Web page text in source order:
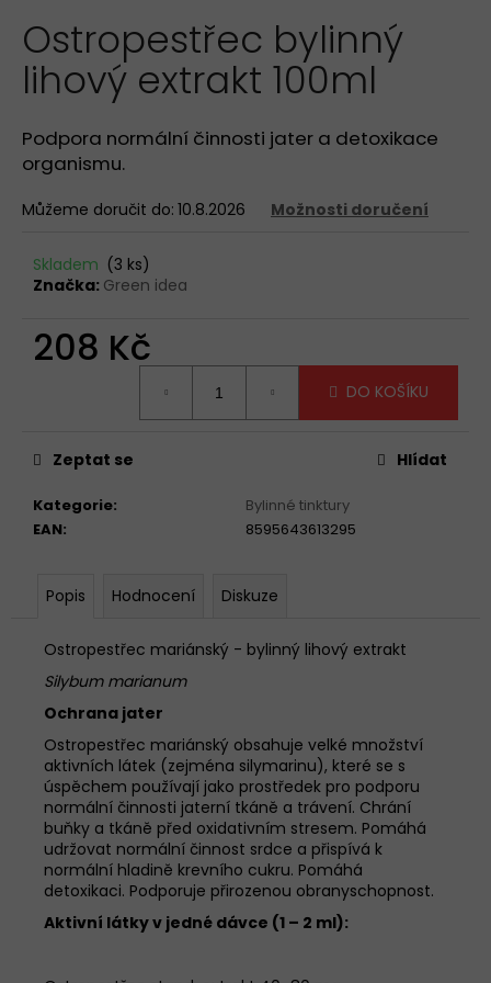
produktu
je
0,0
hvězdiček.
Ostropestřec bylinný
lihový extrakt 100ml
Podpora normální činnosti jater a detoxikace
organismu.
Můžeme doručit do: 10.8.2026 Možnosti doručení
Skladem (3 ks)
Značka: Green idea
208 Kč
DO KOŠÍKU
Kategorie:
Bylinné tinktury
EAN: 8595643613295
Zeptat se Hlídat
Popis Hodnocení Diskuze
Ostropestřec mariánský - bylinný lihový extrakt
Silybum marianum
Ochrana jater
Ostropestřec mariánský obsahuje velké množství
aktivních látek (zejména silymarinu), které se s
úspěchem používají jako prostředek pro podporu
normální činnosti jaterní tkáně a trávení. Chrání
buňky a tkáně před oxidativním stresem. Pomáhá
udržovat normální činnost srdce a přispívá k
normální hladině krevního cukru. Pomáhá
detoxikaci. Podporuje přirozenou obranyschopnost.
Aktivní látky v jedné dávce (1 – 2 ml):
a
j
í
?
D
u
u
GELOREN
ACTIVE
POMERANČ
400G
(3X90
TBL)
299
Kč